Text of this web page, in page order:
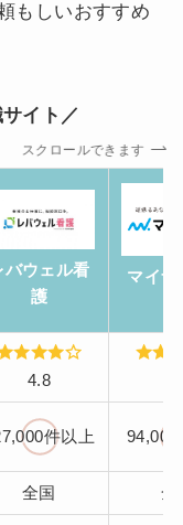
もしいおすすめ
イト／
スクロールできます
バウェル看
護
マイナ
4.8
件以上 94,000
全国 全